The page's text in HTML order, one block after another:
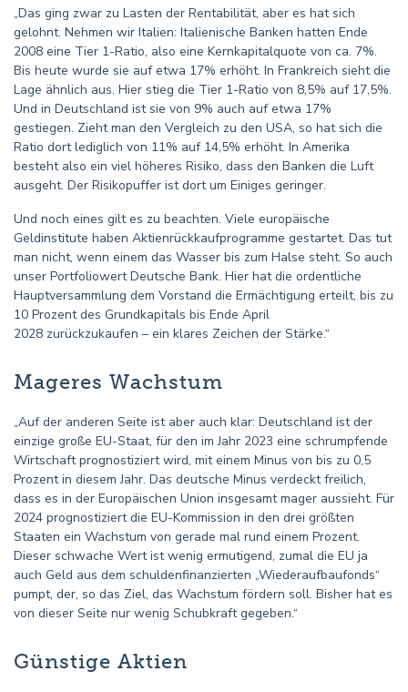
„Das ging zwar zu Lasten der Rentabilität, aber es hat sich
gelohnt. Nehmen wir Italien: Italienische Banken hatten Ende
2008 eine Tier 1-Ratio, also eine Kernkapitalquote von ca. 7%.
Bis heute wurde sie auf etwa 17% erhöht. In Frankreich sieht die
Lage ähnlich aus. Hier stieg die Tier 1-Ratio von 8,5% auf 17,5%.
Und in Deutschland ist sie von 9% auch auf etwa 17%
gestiegen. Zieht man den Vergleich zu den USA, so hat sich die
Ratio dort lediglich von 11% auf 14,5% erhöht. In Amerika
besteht also ein viel höheres Risiko, dass den Banken die Luft
ausgeht. Der Risikopuffer ist dort um Einiges geringer.
Und noch eines gilt es zu beachten. Viele europäische
Geldinstitute haben Aktienrückkaufprogramme gestartet. Das tut
man nicht, wenn einem das Wasser bis zum Halse steht. So auch
unser Portfoliowert Deutsche Bank. Hier hat die ordentliche
Hauptversammlung dem Vorstand die Ermächtigung erteilt, bis zu
10 Prozent des Grundkapitals bis Ende April
2028 zurückzukaufen – ein klares Zeichen der Stärke.“
Mageres Wachstum
„Auf der anderen Seite ist aber auch klar: Deutschland ist der
einzige große EU-Staat, für den im Jahr 2023 eine schrumpfende
Wirtschaft prognostiziert wird, mit einem Minus von bis zu 0,5
Prozent in diesem Jahr. Das deutsche Minus verdeckt freilich,
dass es in der Europäischen Union insgesamt mager aussieht. Für
2024 prognostiziert die EU-Kommission in den drei größten
Staaten ein Wachstum von gerade mal rund einem Prozent.
Dieser schwache Wert ist wenig ermutigend, zumal die EU ja
auch Geld aus dem schuldenfinanzierten „Wiederaufbaufonds“
pumpt, der, so das Ziel, das Wachstum fördern soll. Bisher hat es
von dieser Seite nur wenig Schubkraft gegeben.“
Günstige Aktien